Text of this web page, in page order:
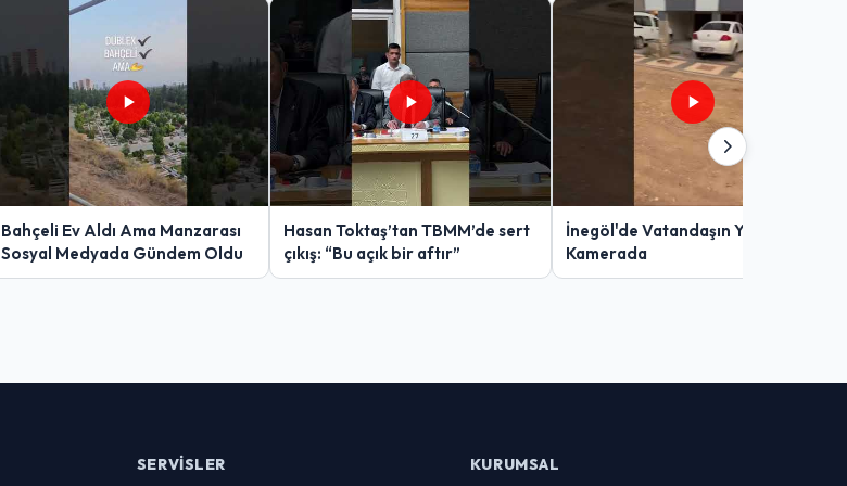
Bahçeli Ev Aldı Ama Manzarası
Sosyal Medyada Gündem Oldu
Hasan Toktaş’tan TBMM’de sert
çıkış: “Bu açık bir aftır”
İnegöl'de Vatandaşın Yol Çilesi
Kamerada
SERVISLER KURUMSAL